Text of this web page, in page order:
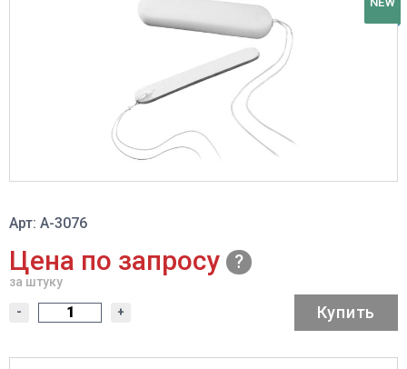
Арт: A-3076
Цена по запросу
за штуку
- + Купить